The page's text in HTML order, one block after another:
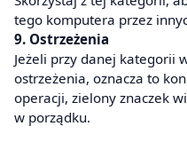
tego komputera przez
9. Ostrzeżenia
Jeżeli przy danej kategorii
ostrzeżenia, oznacza to
operacji, zielony znaczek
w porządku.